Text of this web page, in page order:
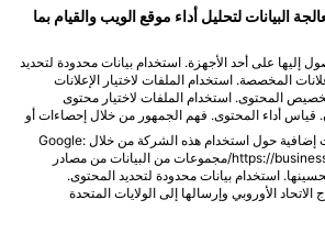
Ribarska 100, 21485 Komiza, كرواتيا
البيانات لتحليل أداء موقع الويب والقيام بما
إليها على أحد الأجهزة. استخدام بيانات محدودة لتحديد
المخصصة. استخدام الملفات لاختيار الإعلانات
المحتوى. استخدام الملفات لاختيار محتوى
أداء المحتوى. فهم الجمهور من خلال إحصاءات أو
يمكنك العثور على معلومات إضافية حول استخدام هذه الشركة من خلال Google:
https://business.safety.google/privacy/مجموعات من البيانات من مصادر
استخدام بيانات محدودة لتحديد المحتوى.
الأوروبي وإرسالها إلى الولايات المتحدة